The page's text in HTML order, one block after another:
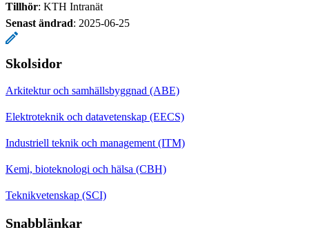
Tillhör: KTH Intranät
Senast ändrad: 2025-06-25
Skolsidor
Arkitektur och samhällsbyggnad (ABE)
Elektroteknik och datavetenskap (EECS)
Industriell teknik och management (ITM)
Kemi, bioteknologi och hälsa (CBH)
Teknikvetenskap (SCI)
Snabblänkar